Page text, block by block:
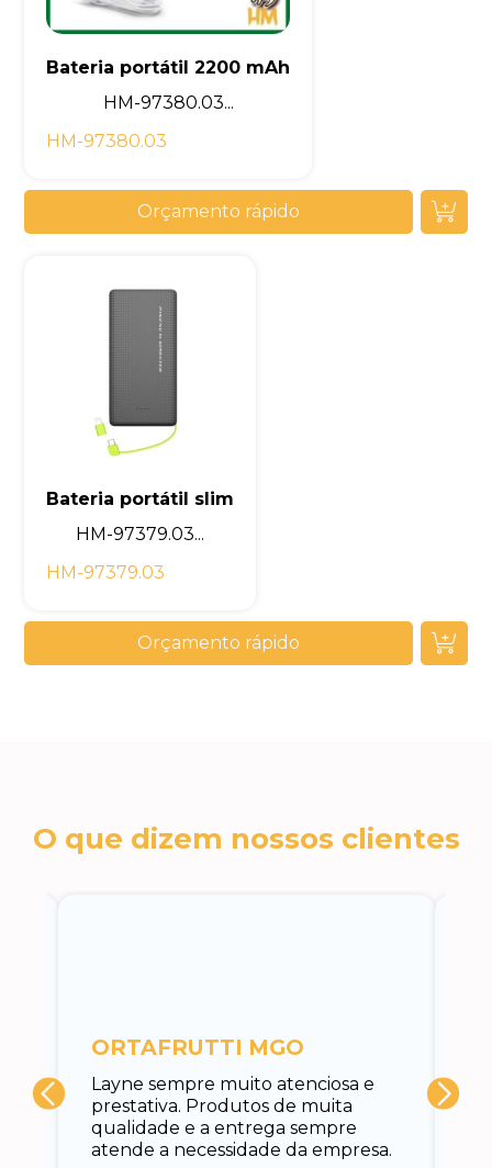
Bateria portátil 2200 mAh
HM-97380.03...
HM-97380.03
Orçamento rápido
Bateria portátil slim
HM-97379.03...
HM-97379.03
Orçamento rápido
O que dizem nossos clientes
Layne sempre muito atenciosa e
prestativa. Produtos de muita
qualidade e a entrega sempre
atende a necessidade da empresa.
ORTAFRUTTI MGO